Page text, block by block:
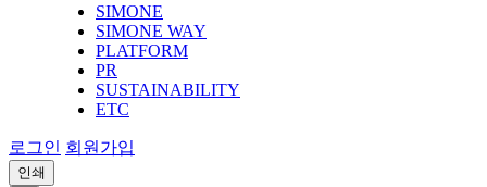
SIMONE
SIMONE WAY
PLATFORM
PR
SUSTAINABILITY
ETC
로그인 회원가입
인쇄